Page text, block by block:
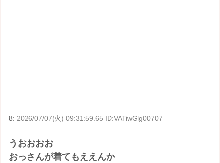
8: 2026/07/07(火) 09:31:59.65 ID:VATiwGlg00707
うおおおお
おっさんが着てもええんか